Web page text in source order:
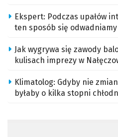
Ekspert: Podczas upałów
ten sposób się odwadniamy
Jak wygrywa się zawody
kulisach imprezy w
Klimatolog: Gdyby nie
byłaby o kilka stopni